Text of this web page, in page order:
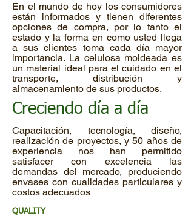
En el mundo de hoy los consumidores
están informados y tienen diferentes
opciones de compra, por lo tanto el
estado y la forma en como usted llega
a sus clientes toma cada día mayor
importancia. La celulosa moldeada es
un material ideal para el cuidado en el
transporte, distribución y
almacenamiento de sus productos.
Creciendo día a día
Capacitación, tecnología, diseño,
realización de proyectos, y 50 años de
experiencia nos han permitido
satisfacer con excelencia las
demandas del mercado, produciendo
envases con cualidades particulares y
costos adecuados
QUALITY